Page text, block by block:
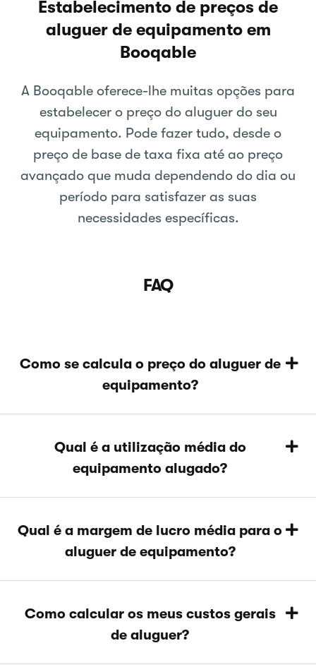
Estabelecimento de preços de
aluguer de equipamento em
Booqable
A Booqable oferece-lhe muitas opções para
estabelecer o preço do aluguer do seu
equipamento. Pode fazer tudo, desde o
preço de base de taxa fixa até ao preço
avançado que muda dependendo do dia ou
período para satisfazer as suas
necessidades específicas.
FAQ
Como se calcula o preço do aluguer de
equipamento?
Qual é a utilização média do
equipamento alugado?
Qual é a margem de lucro média para o
aluguer de equipamento?
Como calcular os meus custos gerais
de aluguer?